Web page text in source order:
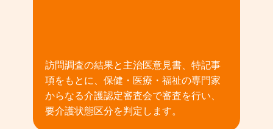
訪問調査の結果と主治医意見書、特記事
項をもとに、保健・医療・福祉の専門家
からなる介護認定審査会で審査を行い、
要介護状態区分を判定します。